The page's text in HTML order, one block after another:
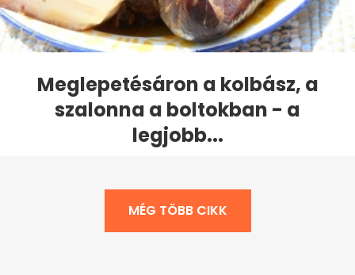
Meglepetésáron a kolbász, a
szalonna a boltokban - a
legjobb...
MÉG TÖBB CIKK